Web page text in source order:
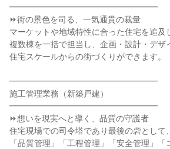
━━━━━━━━━━━━━━━━━━
⏩街の景色を司る、一気通貫の裁量
マーケットや地域特性に合った住宅を追及
複数棟を一括で担当し、企画・設計・デザ
住宅スケールからの街づくりができます。
━━━━━━━━━━━━━━━━━━
施工管理業務（新築戸建）
━━━━━━━━━━━━━━━━━━
⏩想いを現実へと導く、品質の守護者
住宅現場での司令塔であり最後の砦として、
「品質管理」「工程管理」「安全管理」「